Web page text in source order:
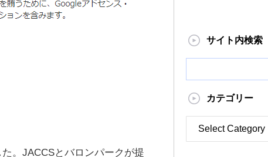
た。JACCSとバロンパークが提
サイト内検索
カテゴリー